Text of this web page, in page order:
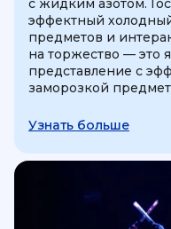
с жидким азотом.
эффектный
предметов и
на торжество — это
представление с
заморозкой
Узнать больше